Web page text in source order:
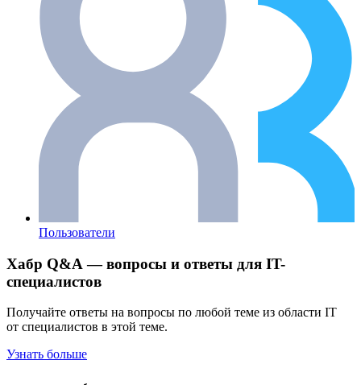
Пользователи
Хабр Q&A — вопросы и ответы для IT-
специалистов
Получайте ответы на вопросы по любой теме из области IT
от специалистов в этой теме.
Узнать больше